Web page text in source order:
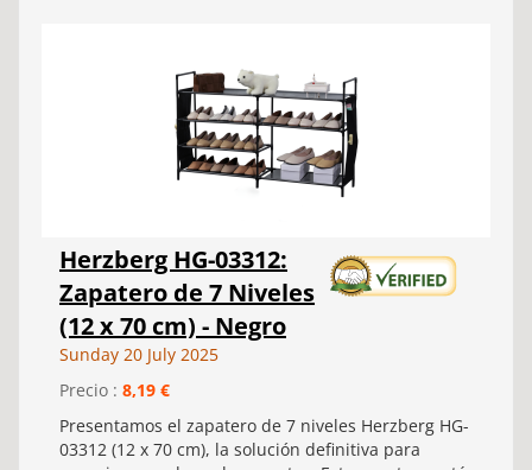
Herzberg HG-03312:
Zapatero de 7 Niveles
(12 x 70 cm) - Negro
Sunday 20 July 2025
Precio : 8,19 €
Presentamos el zapatero de 7 niveles Herzberg HG-
03312 (12 x 70 cm), la solución definitiva para